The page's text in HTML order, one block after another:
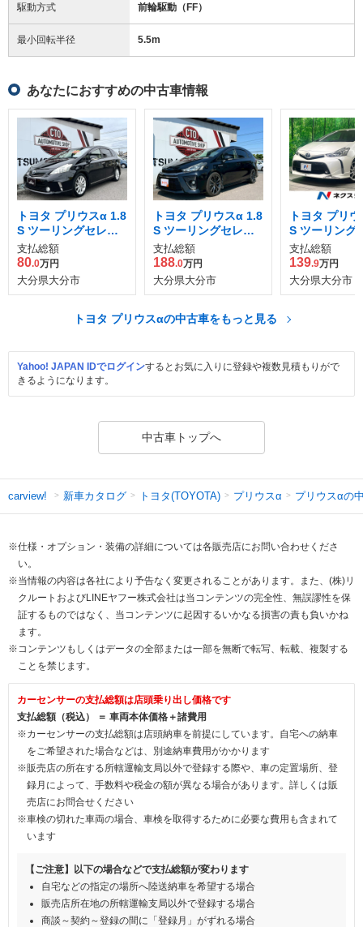
駆動方式 前輪駆動（FF）
最小回転半径 5.5m
あなたにおすすめの中古車情報
トヨタ プリウスα 1.8
S ツーリングセレク
ション
支払総額
80.0万円
大分県大分市
トヨタ プリウスα 1.8
S ツーリングセレク
ション G's
支払総額
188.0万円
大分県大分市
トヨタ プリ
S ツーリング
ション
支払総額
139.9万円
大分県大分市
トヨタ プリウスαの中古車をもっと見る
Yahoo! JAPAN IDでログインするとお気に入りに登録や複数見積もりがで
きるようになります。
中古車トップへ
carview! 新車カタログ トヨタ(TOYOTA) プリウスα プリウスαの
※仕様・オプション・装備の詳細については各販売店にお問い合わせくださ
い。
※当情報の内容は各社により予告なく変更されることがあります。また、(株)リ
クルートおよびLINEヤフー株式会社は当コンテンツの完全性、無誤謬性を保
証するものではなく、当コンテンツに起因するいかなる損害の責も負いかね
ます。
※コンテンツもしくはデータの全部または一部を無断で転写、転載、複製する
ことを禁じます。
カーセンサーの支払総額は店頭乗り出し価格です
支払総額（税込） ＝ 車両本体価格＋諸費用
※カーセンサーの支払総額は店頭納車を前提にしています。自宅への納車
をご希望された場合などは、別途納車費用がかかります
※販売店の所在する所轄運輸支局以外で登録する際や、車の定置場所、登
録月によって、手数料や税金の額が異なる場合があります。詳しくは販
売店にお問合せください
※車検の切れた車両の場合、車検を取得するために必要な費用も含まれて
います
【ご注意】以下の場合などで支払総額が変わります
自宅などの指定の場所へ陸送納車を希望する場合
販売店所在地の所轄運輸支局以外で登録する場合
商談～契約～登録の間に「登録月」がずれる場合